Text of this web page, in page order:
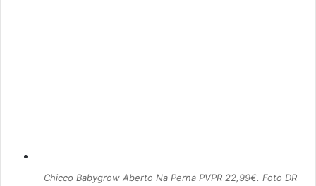
Chicco Babygrow Aberto Na Perna PVPR 22,99€. Foto DR